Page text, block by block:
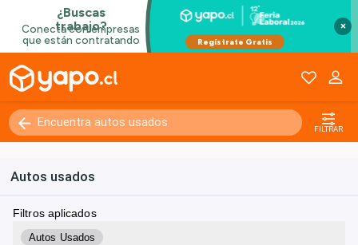
×
FILTRAR
Autos usados
Filtros aplicados
Autos Usados
Kilómetros 0 - 250000+